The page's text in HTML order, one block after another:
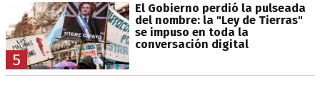
5
El Gobierno perdió la pulseada
del nombre: la "Ley de Tierras"
se impuso en toda la
conversación digital